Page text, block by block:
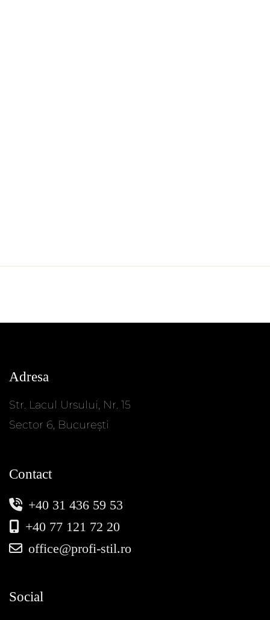
Adresa
Str. Lacul Ursului, Nr. 15
Sector 6, București
Contact
+40 31 436 59 53
+40 77 121 72 20
office@profi-stil.ro
Social